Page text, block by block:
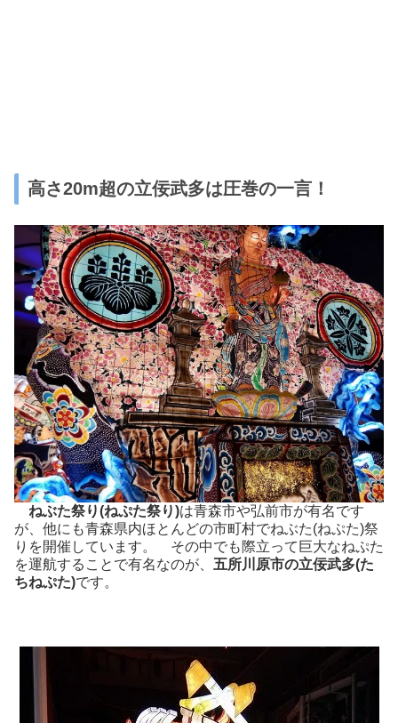
高さ20m超の立佞武多は圧巻の一言！
ねぶた祭り(ねぷた祭り)は青森市や弘前市が有名です
が、他にも青森県内ほとんどの市町村でねぶた(ねぷた)祭
りを開催しています。 その中でも際立って巨大なねぷた
を運航することで有名なのが、 五所川原市の立佞武多(た
ちねぷた)です。